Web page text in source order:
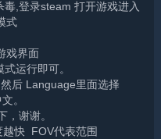
,登录steam 打开游戏进入
式
戏界面
运行即可。
后 Language里面选择
。
，谢谢。
越快 FOV代表范围